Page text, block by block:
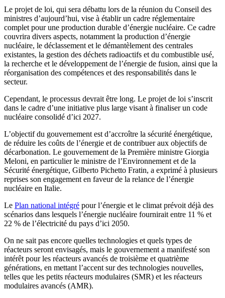
Le projet de loi, qui sera débattu lors de la réunion du Conseil des
ministres d’aujourd’hui, vise à établir un cadre réglementaire
complet pour une production durable d’énergie nucléaire. Ce cadre
couvrira divers aspects, notamment la production d’énergie
nucléaire, le déclassement et le démantèlement des centrales
existantes, la gestion des déchets radioactifs et du combustible usé,
la recherche et le développement de l’énergie de fusion, ainsi que la
réorganisation des compétences et des responsabilités dans le
secteur.
Cependant, le processus devrait être long. Le projet de loi s’inscrit
dans le cadre d’une initiative plus large visant à finaliser un code
nucléaire consolidé d’ici 2027.
L’objectif du gouvernement est d’accroître la sécurité énergétique,
de réduire les coûts de l’énergie et de contribuer aux objectifs de
décarbonation. Le gouvernement de la Première ministre Giorgia
Meloni, en particulier le ministre de l’Environnement et de la
Sécurité énergétique, Gilberto Pichetto Fratin, a exprimé à plusieurs
reprises son engagement en faveur de la relance de l’énergie
nucléaire en Italie.
Le Plan national intégré pour l’énergie et le climat prévoit déjà des
scénarios dans lesquels l’énergie nucléaire fournirait entre 11 % et
22 % de l’électricité du pays d’ici 2050.
On ne sait pas encore quelles technologies et quels types de
réacteurs seront envisagés, mais le gouvernement a manifesté son
intérêt pour les réacteurs avancés de troisième et quatrième
générations, en mettant l’accent sur des technologies nouvelles,
telles que les petits réacteurs modulaires (SMR) et les réacteurs
modulaires avancés (AMR).